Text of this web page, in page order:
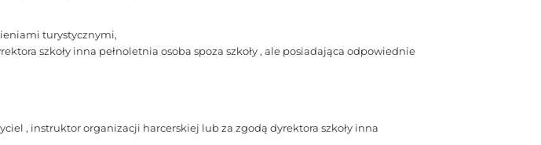
turystycznymi,
szkoły inna pełnoletnia osoba spoza szkoły , ale posiadająca odpowiednie
, instruktor organizacji harcerskiej lub za zgodą dyrektora szkoły inna